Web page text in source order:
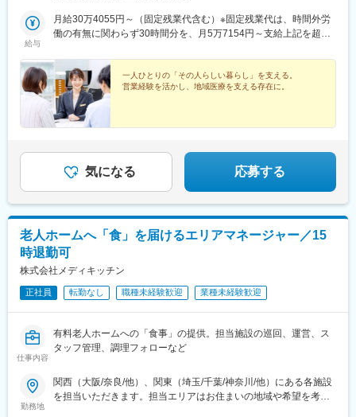
（9施設）※今年度新規開設１施設含む＜大阪・京都・奈良・兵庫
エリア＞大阪府全域（4施設）、京都府京都市（2施設）、奈良県
都港区芝浦3丁目1-1 msb Tamachi 田町ステーションタワーN 15
階※受動喫煙対策：屋内禁煙
給与
月給30万4055円～（固定残業代含む）※固定残業代は、時間外労
働の有無に関わらず30時間分を、月5万7154円～支給上記を超え
すが、固定残業代は30時間分支給いたします※賞与は業績給にて
月給での支給に変更になります※管理監督者での採用の場合通勤交
通費・残業手当は給与に含まれます 賞与は業績給にて月給での
支給に変更になります
一人ひとりの「その人らしい暮らし」を支える。
営業経験を活かし、地域医療を支える存在に。
気になる 応募する
老人ホームへ「食」を届けるエリアマネージャー／15
時退勤可
株式会社メディキッチン
正社員 転勤なし 職種未経験歓迎 業種未経験歓迎
仕事内容
有料老人ホームへの「食事」の提供。担当施設の巡回、運営、ス
タッフ管理、調理フォローなど
勤務地
関西（大阪/奈良/他）、関東（埼玉/千葉/神奈川/他）にある各施設
を担当いただきます。担当エリアはお住まいの地域や希望を考慮